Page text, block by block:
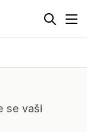
se vaši